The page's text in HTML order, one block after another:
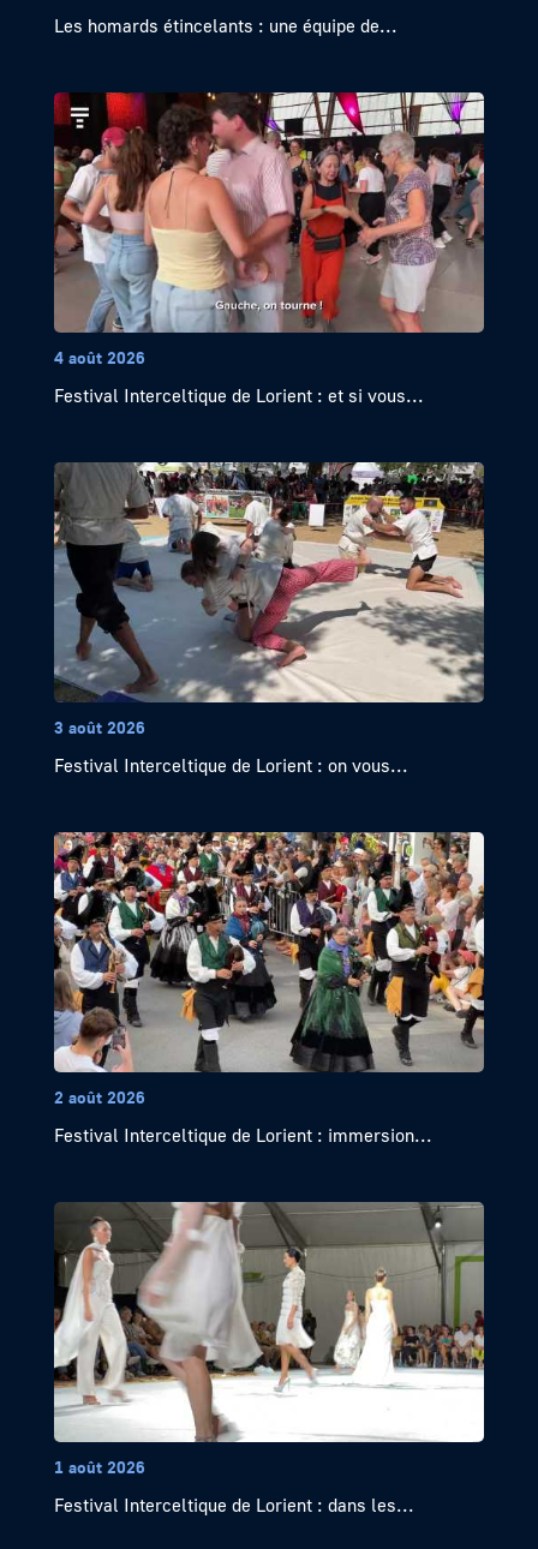
Les homards étincelants : une équipe de...
4 août 2026
Festival Interceltique de Lorient : et si vous...
3 août 2026
Festival Interceltique de Lorient : on vous...
2 août 2026
Festival Interceltique de Lorient : immersion...
1 août 2026
Festival Interceltique de Lorient : dans les...